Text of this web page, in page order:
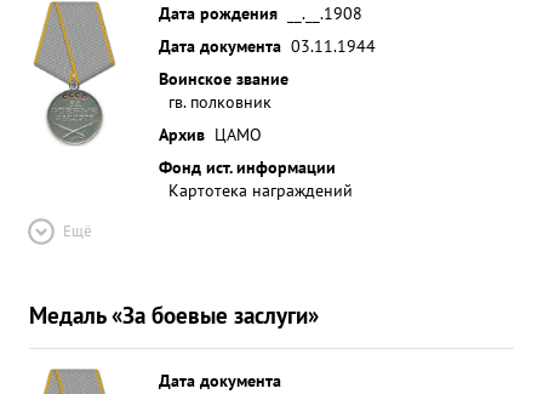
Дата рождения
__.__.1908
Дата документа 03.11.1944
Воинское звание
гв. полковник
Архив ЦАМО
Фонд ист. информации
Картотека награждений
Ещё
Медаль «За боевые заслуги»
Дата документа